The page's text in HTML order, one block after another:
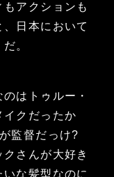
アクションも
日本において
。
はトゥルー・
イクだったか
監督だっけ?
さんが大好き
な髪型なのに